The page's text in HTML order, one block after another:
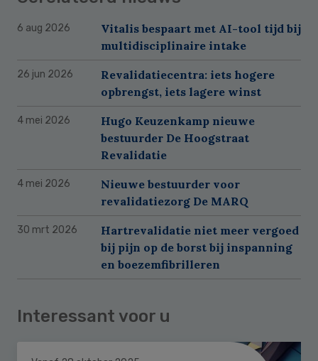
6 aug 2026
Vitalis bespaart met AI-tool tijd bij
multidisciplinaire intake
26 jun 2026
Revalidatiecentra: iets hogere
opbrengst, iets lagere winst
4 mei 2026
Hugo Keuzenkamp nieuwe
bestuurder De Hoogstraat
Revalidatie
4 mei 2026
Nieuwe bestuurder voor
revalidatiezorg De MARQ
30 mrt 2026
Hartrevalidatie niet meer vergoed
bij pijn op de borst bij inspanning
en boezemfibrilleren
Interessant voor u